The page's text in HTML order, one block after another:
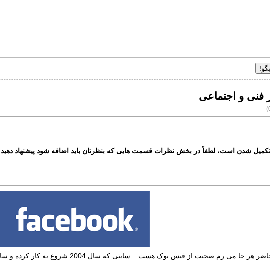
و اجتماعی
تکمیل شدن است، لطفاً در بخش نظرات قسمت هایی که بنظرتان باید اضافه شود پیشنهاد دهید